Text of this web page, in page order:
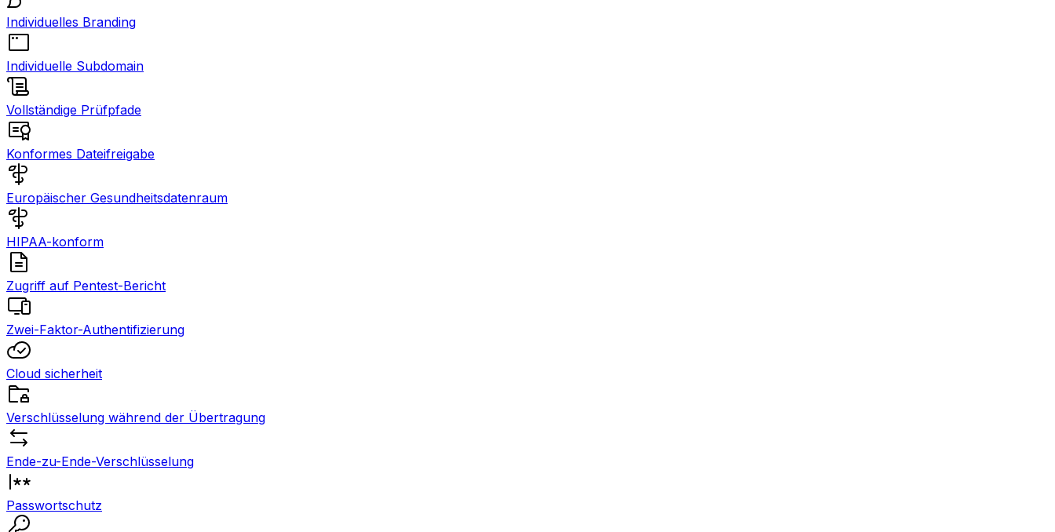
Individuelles Branding
Individuelle Subdomain
Vollständige Prüfpfade
Konformes Dateifreigabe
Europäischer Gesundheitsdatenraum
HIPAA-konform
Zugriff auf Pentest-Bericht
Zwei-Faktor-Authentifizierung
Cloud sicherheit
Verschlüsselung während der Übertragung
Ende-zu-Ende-Verschlüsselung
Passwortschutz